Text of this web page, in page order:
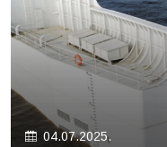
04.07.2025.